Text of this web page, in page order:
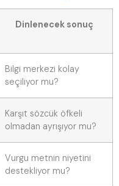
Dinlenecek sonuç
Bilgi merkezi kolay
seçiliyor mu?
Karşıt sözcük öfkeli
olmadan ayrışıyor mu?
Vurgu metnin niyetini
destekliyor mu?